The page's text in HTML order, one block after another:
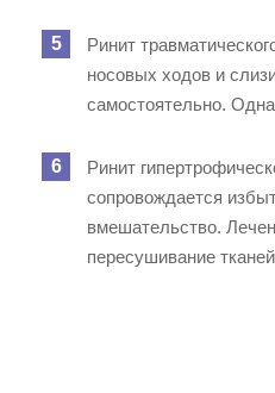
Ринит
носовых ходов и
самостоятельно.
Ринит
сопровождается
вмешательство.
пересушивание